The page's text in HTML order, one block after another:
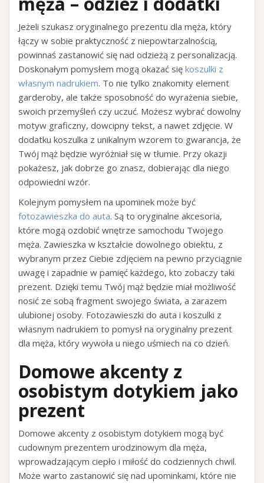
Jeżeli szukasz oryginalnego prezentu dla męża, który
łączy w sobie praktyczność z niepowtarzalnością,
powinnaś zastanowić się nad odzieżą z personalizacją.
Doskonałym pomysłem mogą okazać się koszulki z
własnym nadrukiem. To nie tylko znakomity element
garderoby, ale także sposobność do wyrażenia siebie,
swoich przemyśleń czy uczuć. Możesz wybrać dowolny
motyw graficzny, dowcipny tekst, a nawet zdjęcie. W
dodatku koszulka z unikalnym wzorem to gwarancja, że
Twój mąż będzie wyróżniał się w tłumie. Przy okazji
pokażesz, jak dobrze go znasz, dobierając dla niego
odpowiedni wzór.
Kolejnym pomysłem na upominek może być
fotozawieszka do auta. Są to oryginalne akcesoria,
które mogą ozdobić wnętrze samochodu Twojego
męża. Zawieszka w kształcie dowolnego obiektu, z
wybranym przez Ciebie zdjęciem na pewno przyciągnie
uwagę i zapadnie w pamięć każdego, kto zobaczy taki
prezent. Dzięki temu Twój mąż będzie miał możliwość
nosić ze sobą fragment swojego świata, a zarazem
ulubionej osoby. Fotozawieszki do auta i koszulki z
własnym nadrukiem to pomysł na oryginalny prezent
dla męża, który wywoła u niego uśmiech na co dzień.
Domowe akcenty z
osobistym dotykiem jako
prezent
Domowe akcenty z osobistym dotykiem mogą być
cudownym prezentem urodzinowym dla męża,
wprowadzającym ciepło i miłość do codziennych chwil.
Może warto zastanowić się nad upominkami, które nie